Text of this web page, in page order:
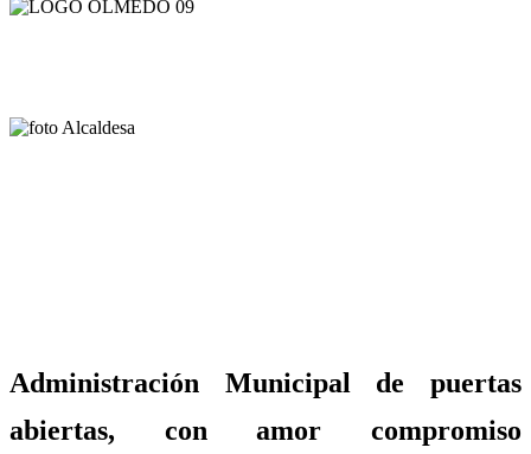
Administración Municipal de puertas
abiertas, con amor compromiso